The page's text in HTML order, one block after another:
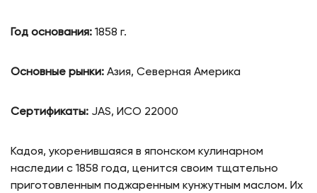
Год основания: 1858 г.
Основные рынки: Азия, Северная Америка
Сертификаты: JAS, ИСО 22000
Кадоя, укоренившаяся в японском кулинарном
наследии с 1858 года, ценится своим тщательно
приготовленным поджаренным кунжутным маслом. Их